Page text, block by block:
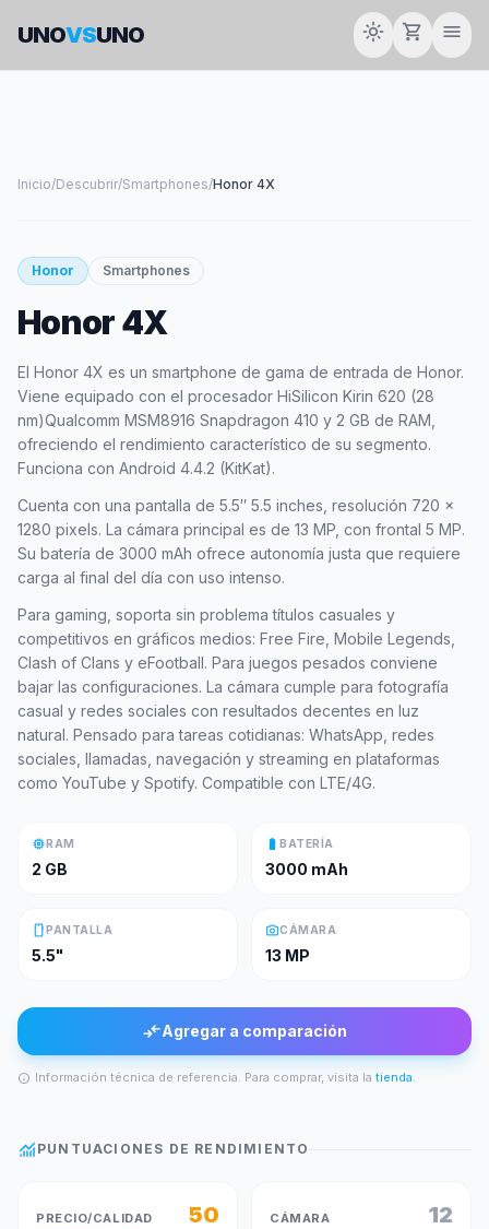
UNOVSUNO light_mode shopping_cart menu
Inicio/Descubrir/Smartphones/Honor 4X
smartphone
HONOR
Honor Smartphones
Honor 4X
El Honor 4X es un smartphone de gama de entrada de Honor.
Viene equipado con el procesador HiSilicon Kirin 620 (28
nm)Qualcomm MSM8916 Snapdragon 410 y 2 GB de RAM,
ofreciendo el rendimiento característico de su segmento.
Funciona con Android 4.4.2 (KitKat).
Cuenta con una pantalla de 5.5″ 5.5 inches, resolución 720 x
1280 pixels. La cámara principal es de 13 MP, con frontal 5 MP.
Su batería de 3000 mAh ofrece autonomía justa que requiere
carga al final del día con uso intenso.
Para gaming, soporta sin problema títulos casuales y
competitivos en gráficos medios: Free Fire, Mobile Legends,
Clash of Clans y eFootball. Para juegos pesados conviene
bajar las configuraciones. La cámara cumple para fotografía
casual y redes sociales con resultados decentes en luz
natural. Pensado para tareas cotidianas: WhatsApp, redes
sociales, llamadas, navegación y streaming en plataformas
como YouTube y Spotify. Compatible con LTE/4G.
memoryRAM
2 GB
battery_full BATERÍA
3000 mAh
smartphonePANTALLA
5.5"
photo_cameraCÁMARA
13 MP
compare_arrowsAgregar a comparación
info Información técnica de referencia. Para comprar, visita la tienda.
monitoring PUNTUACIONES DE RENDIMIENTO
PRECIO/CALIDAD 50 CÁMARA 12